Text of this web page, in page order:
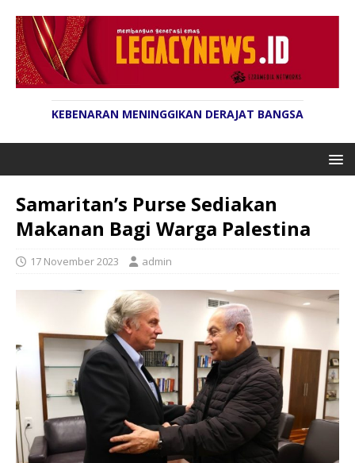
KEBENARAN MENINGGIKAN DERAJAT BANGSA
Samaritan’s Purse Sediakan
Makanan Bagi Warga Palestina
17 November 2023 admin